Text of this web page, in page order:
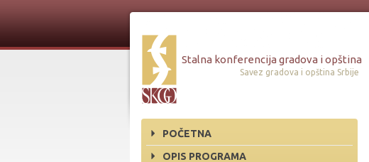
Stalna konferencija gradova i opština
Savez gradova i opština Srbije
POČETNA
OPIS PROGRAMA